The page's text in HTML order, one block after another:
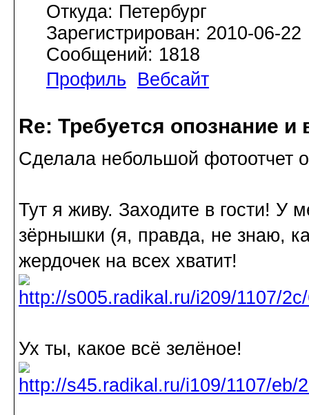
Откуда: Петербург
Зарегистрирован: 2010-06-22
Сообщений: 1818
Профиль
Вебсайт
Re: Требуется опознание
Сделала небольшой фотоотчет
Тут я живу. Заходите в гости! У
зёрнышки (я, правда, не знаю,
жердочек на всех хватит!
Ух ты, какое всё зелёное!